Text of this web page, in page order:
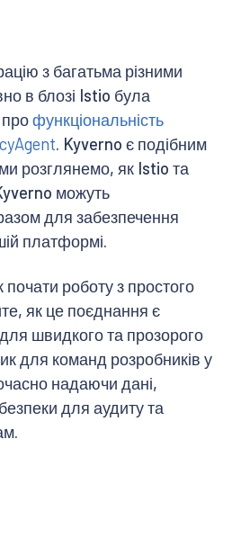
з багатьма різними
в блозі Istio була
профункціональність
. Kyverno є подібним
розглянемо, як Istio та
можуть
для забезпечення
платформі.
роботу з простого
як це поєднання є
швидкого та прозорого
для команд розробників у
надаючи дані,
для аудиту та